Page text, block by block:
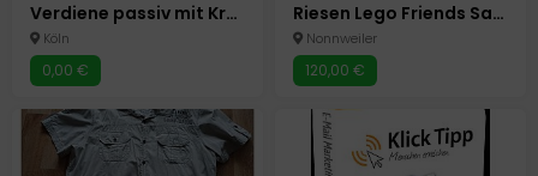
Verdiene passiv mit Krypto auf YouHodler! 25 USD Bonus Angebot
Köln
0,00 €
Riesen Lego Friends Sammlung
Nonnweiler
120,00 €